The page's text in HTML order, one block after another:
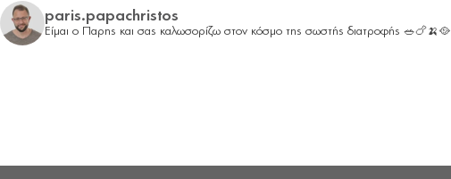
paris.papachristos
Είμαι ο Παρης και σας καλωσορίζω στον κόσμο της σωστής διατροφής 🥗🍗🍌🥘